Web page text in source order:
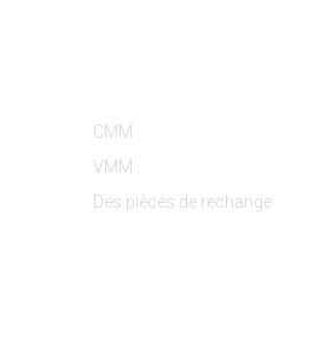
CMM
VMM
Des pièces de rechange